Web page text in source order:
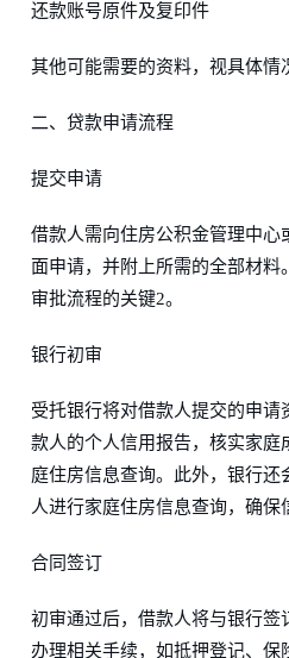
还款账号原件及复印件
其他可能需要的资料，视具体情
二、贷款申请流程
提交申请
借款人需向住房公积金管理中心
面申请，并附上所需的全部材
审批流程的关键2。
银行初审
受托银行将对借款人提交的申
款人的个人信用报告，核实家庭
庭住房信息查询。此外，银行
人进行家庭住房信息查询，确保
合同签订
初审通过后，借款人将与银行签
办理相关手续，如抵押登记、保